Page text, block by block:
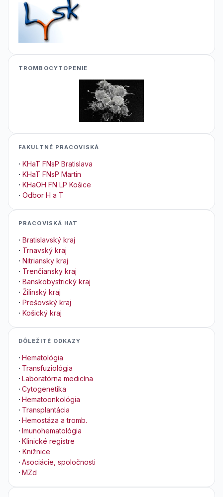
TROMBOCYTOPENIE
FAKULTNÉ PRACOVISKÁ
· KHaT FNsP Bratislava
· KHaT FNsP Martin
· KHaOH FN LP Košice
· Odbor H a T
PRACOVISKÁ HAT
· Bratislavský kraj
· Trnavský kraj
· Nitriansky kraj
· Trenčiansky kraj
· Banskobystrický kraj
· Žilinský kraj
· Prešovský kraj
· Košický kraj
DÔLEŽITÉ ODKAZY
· Hematológia
· Transfuziológia
· Laboratórna medicína
· Cytogenetika
· Hematoonkológia
· Transplantácia
· Hemostáza a tromb.
· Imunohematológia
· Klinické registre
· Knižnice
· Asociácie, spoločnosti
· MZd